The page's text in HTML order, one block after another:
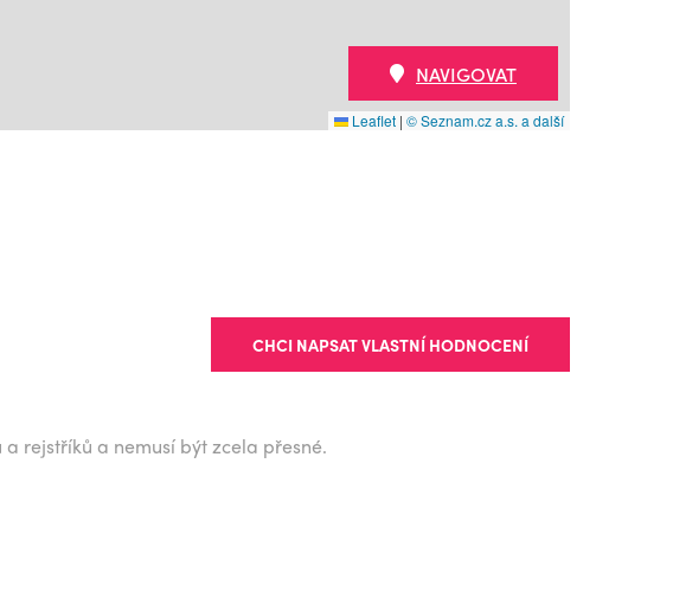
Leaflet | © Seznam.cz a.s. a další
NAVIGOVAT
CHCI NAPSAT VLASTNÍ HODNOCENÍ
rejstříků a nemusí být zcela přesné.